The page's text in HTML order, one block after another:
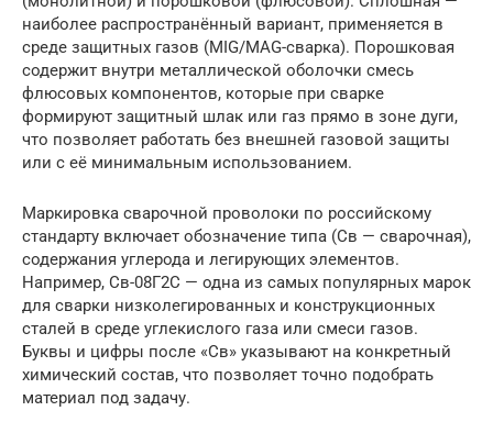
наиболее распространённый вариант, применяется в
среде защитных газов (MIG/MAG-сварка). Порошковая
содержит внутри металлической оболочки смесь
флюсовых компонентов, которые при сварке
формируют защитный шлак или газ прямо в зоне дуги,
что позволяет работать без внешней газовой защиты
или с её минимальным использованием.
Маркировка сварочной проволоки по российскому
стандарту включает обозначение типа (Св — сварочная),
содержания углерода и легирующих элементов.
Например, Св-08Г2С — одна из самых популярных марок
для сварки низколегированных и конструкционных
сталей в среде углекислого газа или смеси газов.
Буквы и цифры после «Св» указывают на конкретный
химический состав, что позволяет точно подобрать
материал под задачу.